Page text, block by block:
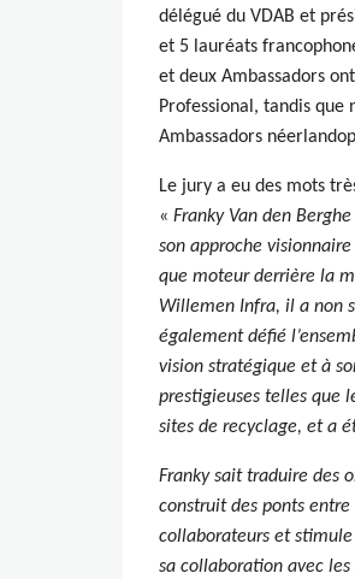
délégué du VDAB et
et 5 lauréats
et deux Ambassadors
Professional, tandis que
Ambassadors
Le jury a eu des mots
« Franky Van den
son approche
que moteur derrière la
Willemen Infra, il a non
également défié
vision stratégique et à
prestigieuses telles que
sites de recyclage, et a
Franky sait traduire des
construit des ponts
collaborateurs et
sa collaboration avec